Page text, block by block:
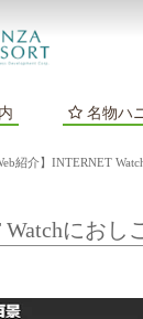
名物ハ
紹介】INTERNET
Watchにお